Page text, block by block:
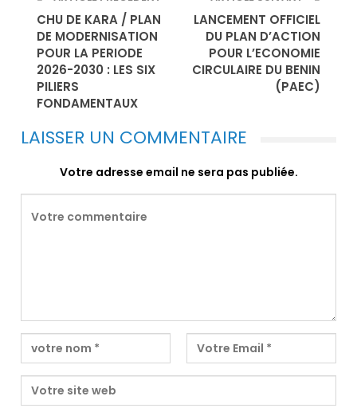
CHU DE KARA / PLAN
DE MODERNISATION
POUR LA PERIODE
2026-2030 : LES SIX
PILIERS
FONDAMENTAUX
LANCEMENT OFFICIEL
DU PLAN D’ACTION
POUR L’ECONOMIE
CIRCULAIRE DU BENIN
(PAEC)
LAISSER UN COMMENTAIRE
Votre adresse email ne sera pas publiée.